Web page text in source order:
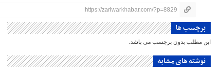
https://zariwarkhabar.com/?p=8829
برچسب ها
این مطلب بدون برچسب می باشد.
نوشته های مشابه